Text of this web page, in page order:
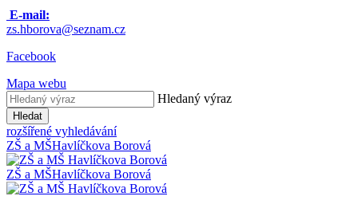
E-mail:
zs.hborova@seznam.cz
Facebook
Mapa webu
Hledaný výraz
Hledat
rozšířené vyhledávání
ZŠ a MŠHavlíčkova Borová
ZŠ a MŠHavlíčkova Borová